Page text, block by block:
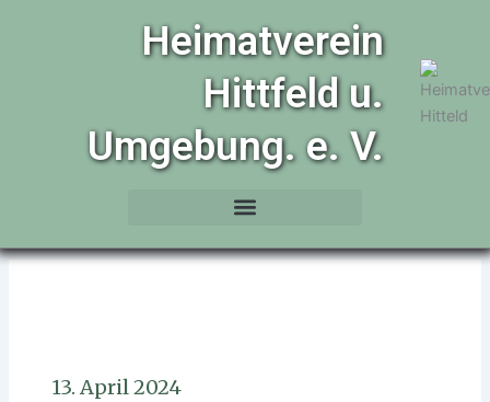
Heimatverein
Hittfeld u.
Umgebung. e. V.
13. April 2024